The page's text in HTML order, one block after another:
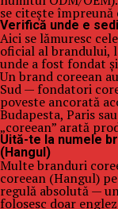
se citește împreună
Verifică unde e
Aici se lămuresc
oficial al brandului,
unde a fost fondat
Un brand coreean
Sud — fondatori
poveste ancorată
Budapesta, Paris
„coreean” arată
Uită-te la numele
(Hangul)
Multe branduri
coreean (Hangul)
regulă absolută —
folosesc doar